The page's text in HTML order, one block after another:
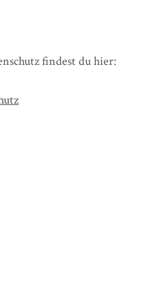
findest du hier: